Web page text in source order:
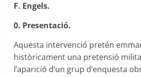
F. Engels.
0. Presentació.
Aquesta intervenció pretén
històricament una pretensió
l’aparició d’un grup d’enquesta